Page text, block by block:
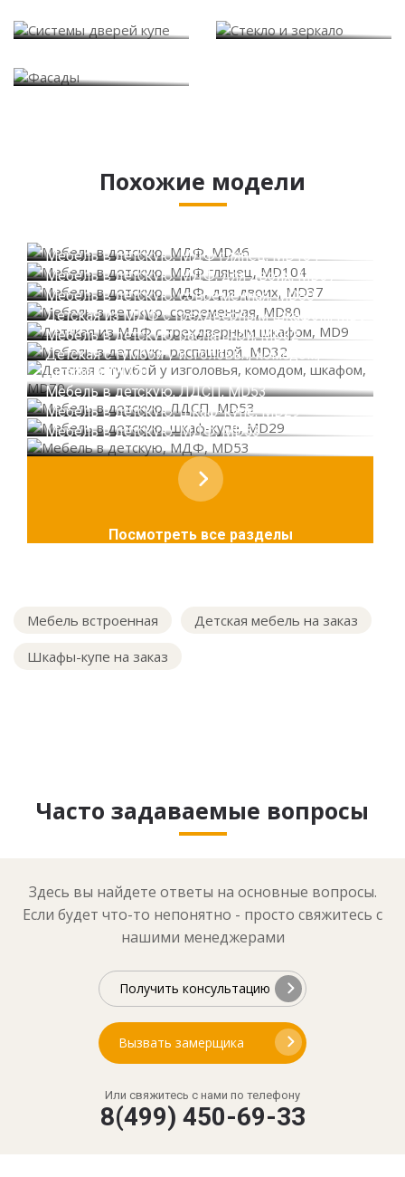
Похожие модели
Мебель в детскую, МДФ глянец, MD104
Мебель в детскую, МДФ, для двоих, MD37
Мебель в детскую, современная, MD80
Детская из МДФ с трехдверным шкафом, MD9
Мебель в детскую, распашной, MD32
Детская с тумбой у изголовья, комодом,
шкафом, MD70
Мебель в детскую, ЛДСП, MD53
Мебель в детскую, шкаф-купе, MD29
Мебель в детскую, МДФ, MD53
Посмотреть все разделы
Мебель встроенная
Детская мебель на заказ
Шкафы-купе на заказ
Часто задаваемые вопросы
Здесь вы найдете ответы на основные вопросы.
Если будет что-то непонятно - просто свяжитесь с
нашими менеджерами
Получить консультацию
Вызвать замерщика
Или свяжитесь с нами по телефону
8(499) 450-69-33